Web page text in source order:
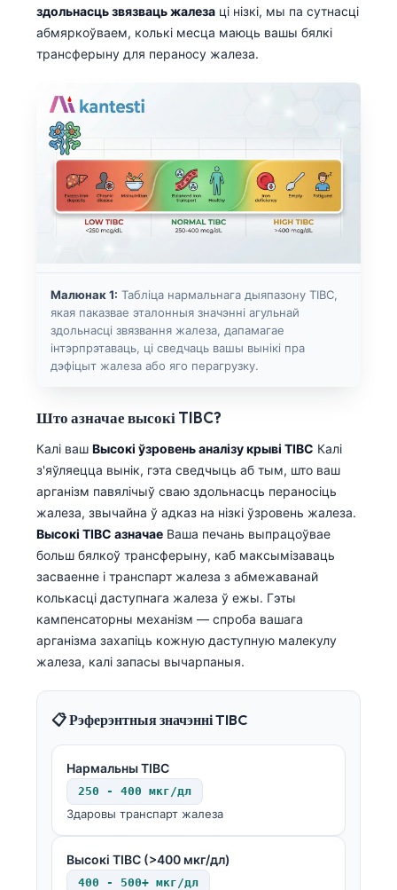
здольнасць звязваць жалеза ці нізкі, мы па сутнасці
абмяркоўваем, колькі месца маюць вашы бялкі
трансферыну для пераносу жалеза.
Малюнак 1: Табліца нармальнага дыяпазону TIBC,
якая паказвае эталонныя значэнні агульнай
здольнасці звязвання жалеза, дапамагае
інтэрпрэтаваць, ці сведчаць вашы вынікі пра
дэфіцыт жалеза або яго перагрузку.
Што азначае высокі TIBC?
Калі ваш Высокі ўзровень аналізу крыві TIBC Калі
з'яўляецца вынік, гэта сведчыць аб тым, што ваш
арганізм павялічыў сваю здольнасць пераносіць
жалеза, звычайна ў адказ на нізкі ўзровень жалеза.
Высокі TIBC азначае Ваша печань выпрацоўвае
больш бялкоў трансферыну, каб максымізаваць
засваенне і транспарт жалеза з абмежаванай
колькасці даступнага жалеза ў ежы. Гэты
кампенсаторны механізм — спроба вашага
арганізма захапіць кожную даступную малекулу
жалеза, калі запасы вычарпаныя.
📋 Рэферэнтныя значэнні TIBC
Нармальны TIBC
250 - 400 мкг/дл
Здаровы транспарт жалеза
Высокі TIBC (>400 мкг/дл)
400 - 500+ мкг/дл